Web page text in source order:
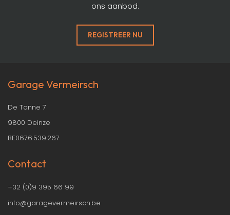
ons aanbod.
REGISTREER NU
Garage Vermeirsch
De Tonne 7
9800 Deinze
BE0676.539.267
Contact
+32 (0)9 395 66 99
info@garagevermeirsch.be